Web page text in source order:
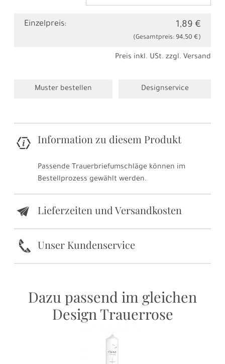
Einzelpreis: 1,89 €
(Gesamtpreis: 94,50 €)
Preis inkl. USt. zzgl. Versand
Muster bestellen Designservice
Information zu diesem Produkt
Passende Trauerbriefumschläge können im
Bestellprozess gewählt werden.
e Lieferzeiten und Versandkosten
k Unser Kundenservice
Dazu passend im gleichen
Design Trauerrose